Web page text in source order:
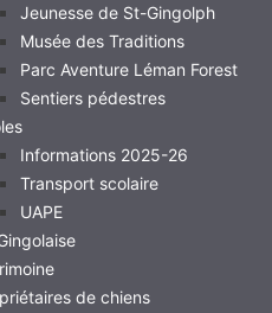
Jeunesse de St-Gingolph
Musée des Traditions
Parc Aventure Léman Forest
Sentiers pédestres
Informations 2025-26
Transport scolaire
UAPE
de chiens